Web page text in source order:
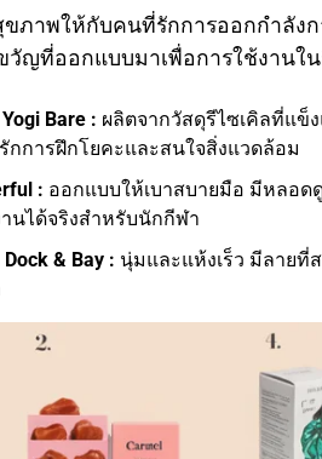
ภาพให้กับคนที่รักการออกกำลังก
วัญที่ออกแบบมาเพื่อการใช้งานใ
Bare : ผลิตจากวัสดุรีไซเคิลที่แข็
กการฝึกโยคะและสนใจสิ่งแวดล้อม
: ออกแบบให้เบาสบายมือ มีหลอ
นได้จริงสำหรับนักกีฬา
& Bay : นุ่มและแห้งเร็ว มีลายที่